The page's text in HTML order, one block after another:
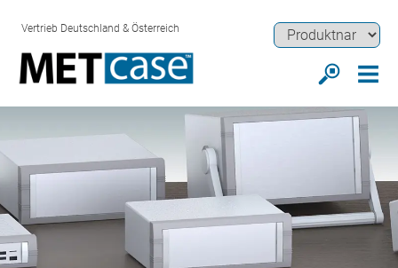
Vertrieb Deutschland & Österreich